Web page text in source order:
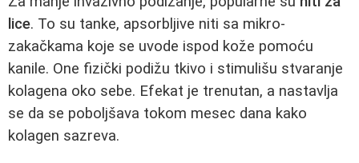
lice. To su tanke, apsorbljive niti sa mikro-
zakačkama koje se uvode ispod kože pomoću
kanile. One fizički podižu tkivo i stimulišu stvaranje
kolagena oko sebe. Efekat je trenutan, a nastavlja
se da se poboljšava tokom mesec dana kako
kolagen sazreva.